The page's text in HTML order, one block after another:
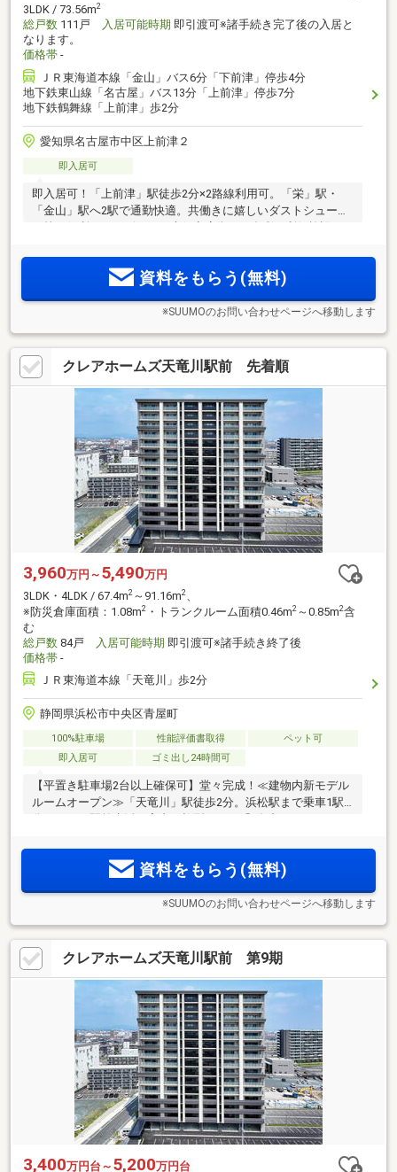
3LDK / 73.56m2
総戸数 111戸 入居可能時期 即引渡可※諸手続き完了後の入居と
なります。
価格帯 -
ＪＲ東海道本線「金山」バス6分「下前津」停歩4分
地下鉄東山線「名古屋」バス13分「上前津」停歩7分
地下鉄鶴舞線「上前津」歩2分
愛知県名古屋市中区上前津２
即入居可
即入居可！「上前津」駅徒歩2分×2路線利用可。「栄」駅・
「金山」駅へ2駅で通勤快適。共働きに嬉しいダストシュータ
資料をもらう(無料)
※SUUMOのお問い合わせページへ移動します
クレアホームズ天竜川駅前 先着順
3,960万円～ 5,490万円
3LDK・4LDK / 67.4m2 ～91.16m2 、
※防災倉庫面積：1.08m2 ・トランクルーム面積0.46m2 ～0.85m2含
む
総戸数 84戸 入居可能時期 即引渡可※諸手続き終了後
価格帯 -
ＪＲ東海道本線「天竜川」歩2分
静岡県浜松市中央区青屋町
100%駐車場 性能評価書取得
ペット可
即入居可
ゴミ出し24時間可
【平置き駐車場2台以上確保可】堂々完成！≪建物内新モデル
ルームオープン≫「天竜川」駅徒歩2分。浜松駅まで乗車1駅4
なIoT対応マンション
資料をもらう(無料)
※SUUMOのお問い合わせページへ移動します
クレアホームズ天竜川駅前 第9期
3,400万円台～ 5,200万円台